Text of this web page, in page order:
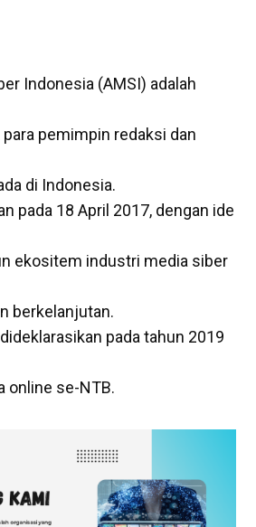
Indonesia (AMSI) adalah
pemimpin redaksi dan
di Indonesia.
pada 18 April 2017, dengan ide
ekositem industri media siber
berkelanjutan.
pada tahun 2019
online se-NTB.